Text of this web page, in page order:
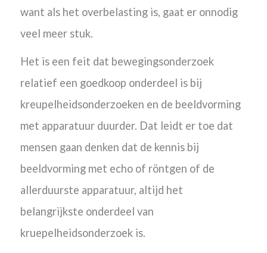
want als het overbelasting is, gaat er onnodig
veel meer stuk.
Het is een feit dat bewegingsonderzoek
relatief een goedkoop onderdeel is bij
kreupelheidsonderzoeken en de beeldvorming
met apparatuur duurder. Dat leidt er toe dat
mensen gaan denken dat de kennis bij
beeldvorming met echo of röntgen of de
allerduurste apparatuur, altijd het
belangrijkste onderdeel van
kruepelheidsonderzoek is.